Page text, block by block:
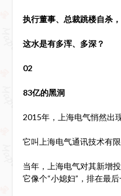
执行董事、总裁跳楼自杀，
这水是有多浑、多深？
02
83亿的黑洞
2015年，上海电气悄然出
它叫上海电气通讯技术有限
当年，上海电气对其新增
它像个“小媳妇”，排在最后